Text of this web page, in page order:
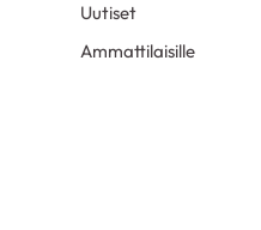
Uutiset
Ammattilaisille